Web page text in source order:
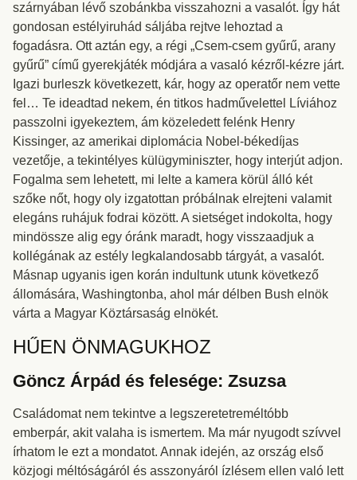
szárnyában lévő szobánkba visszahozni a vasalót. Így hát
gondosan estélyiruhád sáljába rejtve lehoztad a
fogadásra. Ott aztán egy, a régi „Csem-csem gyűrű, arany
gyűrű” című gyerekjáték módjára a vasaló kézről-kézre járt.
Igazi burleszk következett, kár, hogy az operatőr nem vette
fel… Te ideadtad nekem, én titkos hadművelettel Líviához
passzolni igyekeztem, ám közeledett felénk Henry
Kissinger, az amerikai diplomácia Nobel-békedíjas
vezetője, a tekintélyes külügyminiszter, hogy interjút adjon.
Fogalma sem lehetett, mi lelte a kamera körül álló két
szőke nőt, hogy oly izgatottan próbálnak elrejteni valamit
elegáns ruhájuk fodrai között. A sietséget indokolta, hogy
mindössze alig egy óránk maradt, hogy visszaadjuk a
kollégának az estély legkalandosabb tárgyát, a vasalót.
Másnap ugyanis igen korán indultunk utunk következő
állomására, Washingtonba, ahol már délben Bush elnök
várta a Magyar Köztársaság elnökét.
HŰEN ÖNMAGUKHOZ
Göncz Árpád és felesége: Zsuzsa
Családomat nem tekintve a legszeretetreméltóbb
emberpár, akit valaha is ismertem. Ma már nyugodt szívvel
írhatom le ezt a mondatot. Annak idején, az ország első
közjogi méltóságáról és asszonyáról ízlésem ellen való lett